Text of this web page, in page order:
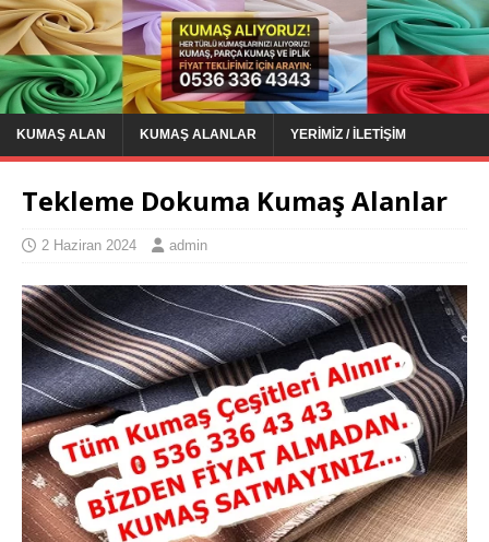
KUMAŞ ALAN KUMAŞ ALANLAR YERIMIZ / İLETIŞIM
Tekleme Dokuma Kumaş Alanlar
2 Haziran 2024 admin